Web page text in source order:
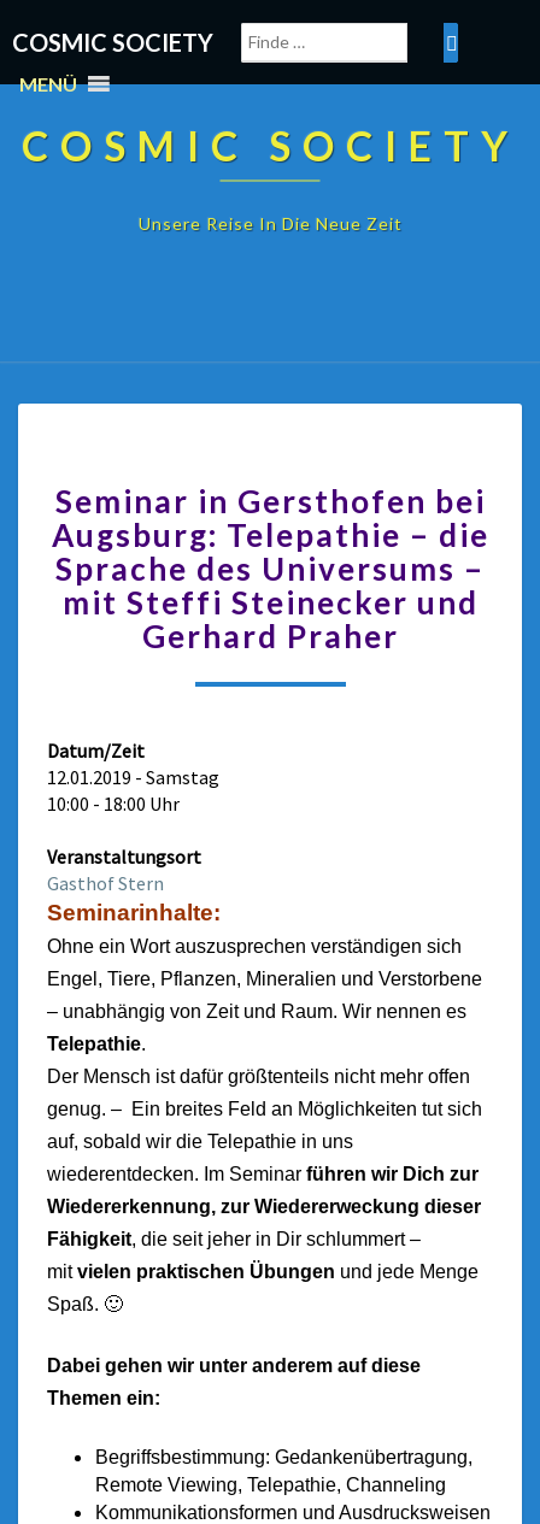
COSMIC SOCIETY
MENÜ
COSMIC SOCIETY
Unsere Reise In Die Neue Zeit
Seminar in Gersthofen bei
Augsburg: Telepathie – die
Sprache des Universums –
mit Steffi Steinecker und
Gerhard Praher
Datum/Zeit
12.01.2019 - Samstag
10:00 - 18:00 Uhr
Veranstaltungsort
Gasthof Stern
Seminarinhalte:
Ohne ein Wort auszusprechen verständigen sich
Engel, Tiere, Pflanzen, Mineralien und Verstorbene
– unabhängig von Zeit und Raum. Wir nennen es
Telepathie.
Der Mensch ist dafür größtenteils nicht mehr offen
genug. – Ein breites Feld an Möglichkeiten tut sich
auf, sobald wir die Telepathie in uns
wiederentdecken. Im Seminar führen wir Dich zur
Wiedererkennung, zur Wiedererweckung dieser
Fähigkeit, die seit jeher in Dir schlummert –
mitvielen praktischen Übungen und jede Menge
Spaß. 🙂
Dabei gehen wir unter anderem auf diese
Themen ein:
Begriffsbestimmung: Gedankenübertragung,
Remote Viewing, Telepathie, Channeling
Kommunikationsformen und Ausdrucksweisen